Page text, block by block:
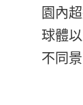
園內
球體
不同